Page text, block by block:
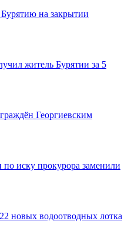
на закрытии
житель Бурятии за 5
Георгиевским
иску прокурора заменили
новых водоотводных лотка